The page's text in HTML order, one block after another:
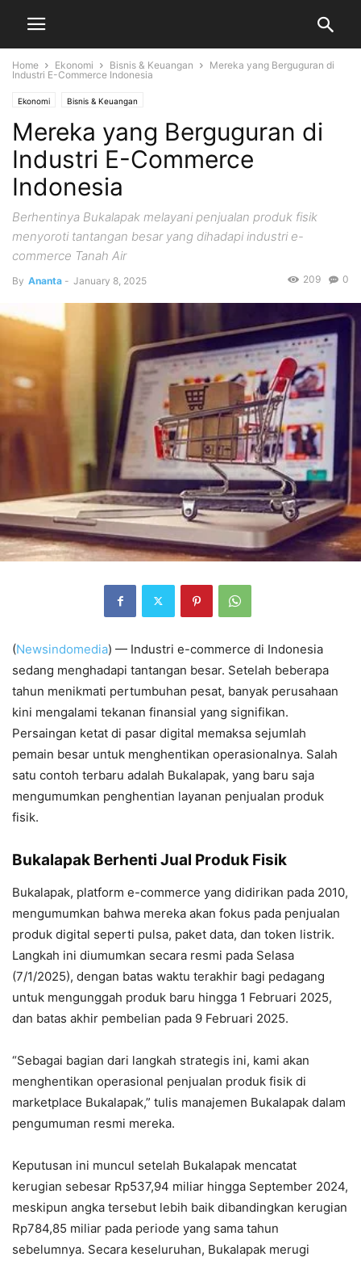
Home Ekonomi Bisnis & Keuangan
Mereka yang Berguguran di
Industri E-Commerce Indonesia
Ekonomi Bisnis & Keuangan
Mereka yang Berguguran di
Industri E-Commerce
Indonesia
Berhentinya Bukalapak melayani penjualan produk fisik
menyoroti tantangan besar yang dihadapi industri e-
commerce Tanah Air
By Ananta - January 8, 2025 0
209
(Newsindomedia) — Industri e-commerce di Indonesia
sedang menghadapi tantangan besar. Setelah beberapa
tahun menikmati pertumbuhan pesat, banyak perusahaan
kini mengalami tekanan finansial yang signifikan.
Persaingan ketat di pasar digital memaksa sejumlah
pemain besar untuk menghentikan operasionalnya. Salah
satu contoh terbaru adalah Bukalapak, yang baru saja
mengumumkan penghentian layanan penjualan produk
fisik.
Bukalapak Berhenti Jual Produk Fisik
Bukalapak, platform e-commerce yang didirikan pada 2010,
mengumumkan bahwa mereka akan fokus pada penjualan
produk digital seperti pulsa, paket data, dan token listrik.
Langkah ini diumumkan secara resmi pada Selasa
(7/1/2025), dengan batas waktu terakhir bagi pedagang
untuk mengunggah produk baru hingga 1 Februari 2025,
dan batas akhir pembelian pada 9 Februari 2025.
“Sebagai bagian dari langkah strategis ini, kami akan
menghentikan operasional penjualan produk fisik di
marketplace Bukalapak,” tulis manajemen Bukalapak dalam
pengumuman resmi mereka.
Keputusan ini muncul setelah Bukalapak mencatat
kerugian sebesar Rp537,94 miliar hingga September 2024,
meskipun angka tersebut lebih baik dibandingkan kerugian
Rp784,85 miliar pada periode yang sama tahun
sebelumnya. Secara keseluruhan, Bukalapak merugi